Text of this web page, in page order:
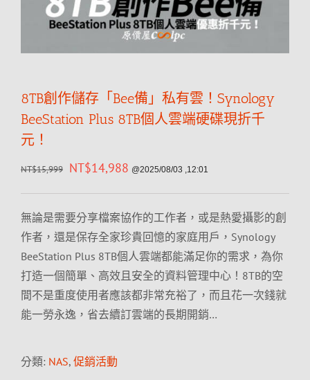
8TB創作儲存「Bee備」私有雲！Synology
BeeStation Plus 8TB個人雲端硬碟現折千
元！
NT$15,999 NT$14,988 @2025/08/03 ,12:01
無論是需要分享檔案協作的工作者，或是熱愛攝影的創
作者，還是保存全家珍貴回憶的家庭用戶，Synology
BeeStation Plus 8TB個人雲端都能滿足你的需求，為你
打造一個簡單、高效且安全的資料管理中心！8TB的空
間不是重度使用者應該都非常充裕了，而且花一次錢就
能一勞永逸，省去續訂雲端的長期開銷…
分類: NAS, 促銷活動